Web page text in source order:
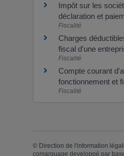
Impôt sur les
déclaration et
Fiscalité
Charges
fiscal d'une
Fiscalité
Compte courant
fonctionnement et
Fiscalité
© Direction de l'information
comarquage developpé par